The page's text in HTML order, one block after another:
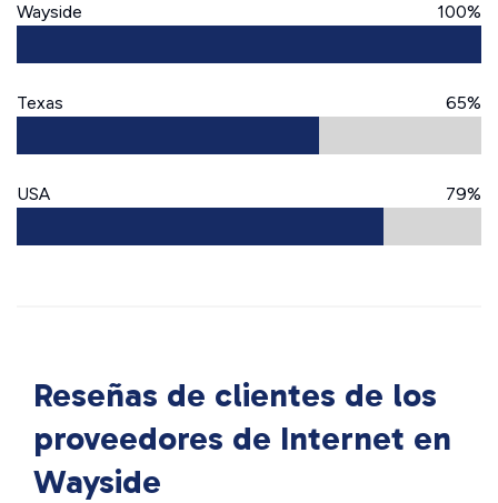
Wayside 100%
Texas 65%
USA 79%
Reseñas de clientes de los
proveedores de Internet en
Wayside